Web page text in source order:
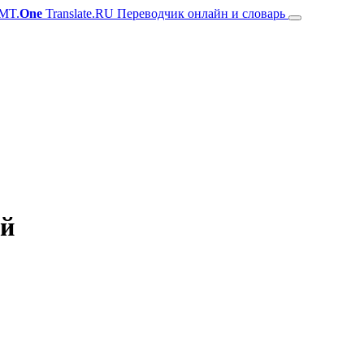
One Translate.RU Переводчик онлайн и словарь